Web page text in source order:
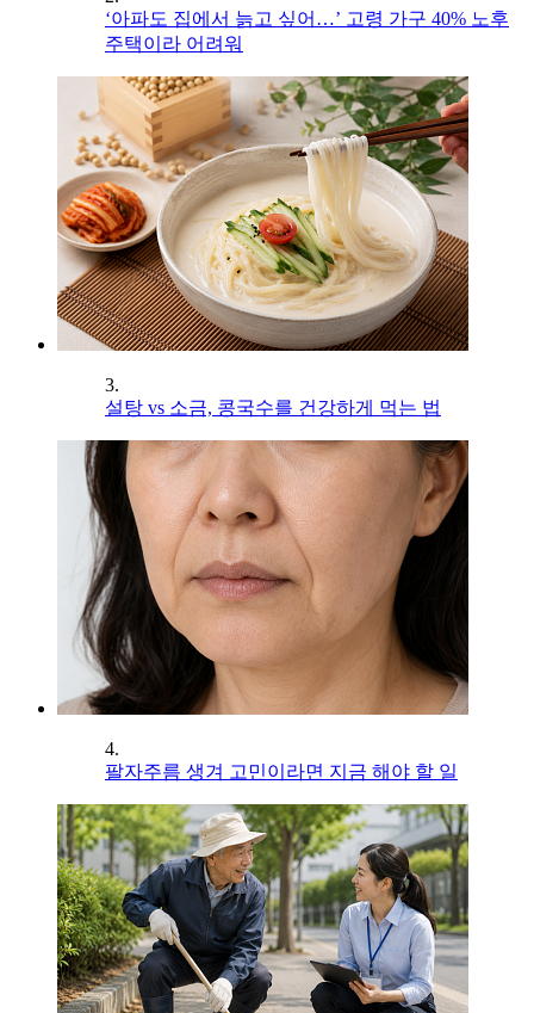
‘아파도 집에서 늙고 싶어…’ 고령 가구 40% 노후
주택이라 어려워
3.
설탕 vs 소금, 콩국수를 건강하게 먹는 법
4.
팔자주름 생겨 고민이라면 지금 해야 할 일